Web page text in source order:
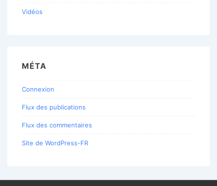
Vidéos
MÉTA
Connexion
Flux des publications
Flux des commentaires
Site de WordPress-FR